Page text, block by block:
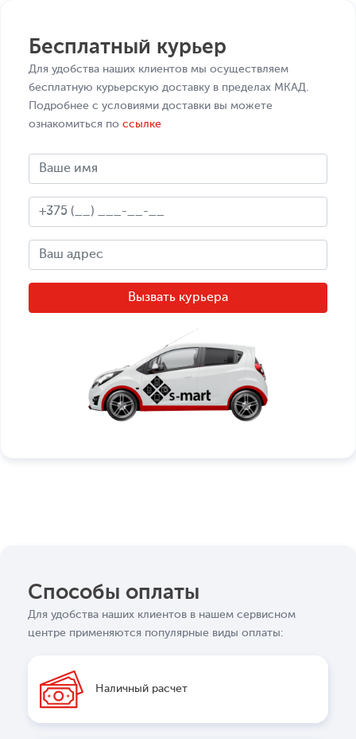
Бесплатный курьер
Для удобства наших клиентов мы осуществляем
бесплатную курьерскую доставку в пределах МКАД.
Подробнее с условиями доставки вы можете
ознакомиться по ссылке
Способы оплаты
Для удобства наших клиентов в нашем сервисном
центре применяются популярные виды оплаты:
Наличный расчет